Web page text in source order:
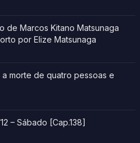
de Marcos Kitano Matsunaga
por Elize Matsunaga
morte de quatro pessoas e
– Sábado [Cap.138]